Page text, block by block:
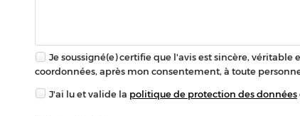
Je soussigné(e) certifie que l'avis est sincère,
coordonnées, après mon consentement, à toute
J'ai lu et valide la politique de protection des données